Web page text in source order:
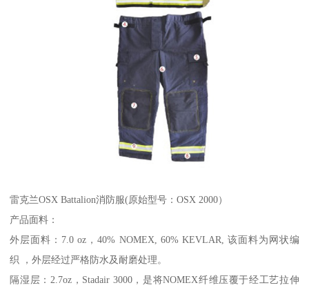
雷克兰OSX Battalion消防服(原始型号：OSX 2000）
产品面料：
外层面料：7.0 oz，40% NOMEX, 60% KEVLAR, 该面料为网状编
织 ，外层经过严格防水及耐磨处理。
隔湿层：2.7oz，Stadair 3000，是将NOMEX纤维压覆于经工艺拉伸